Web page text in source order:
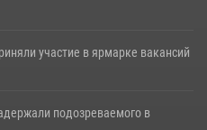
участие в ярмарке вакансий
подозреваемого в